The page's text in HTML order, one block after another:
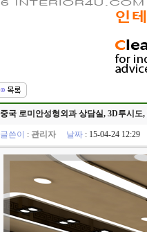
중국 로미안성형외과 상담실, 3D투시
글쓴이 : 관리자 날짜 : 15-04-24 12:29